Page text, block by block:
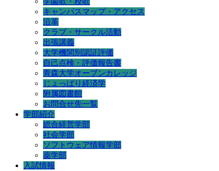
キャンパスマップ・アクセス
沿革
クラブ・サークル活動
出張講義
大学機関別認証評価
自己点検・評価報告書
青森大学オープンカレッジ
じょっぱり経済学
附属図書館
お問合せ先一覧
学部紹介
総合経営学部
社会学部
ソフトウェア情報学部
薬学部
入試情報